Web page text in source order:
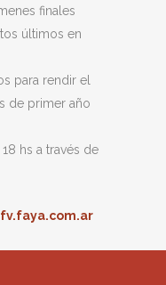
finales
últimos en
para rendir el
de primer año
hs a través de